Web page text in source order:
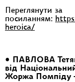
Переглянути за
посиланням:
heroica/
• ПАВЛОВА
від
Жоржа Помпіду